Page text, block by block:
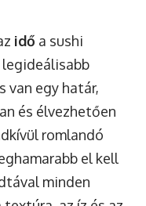
idő a sushi
van egy határ,
és élvezhetően
romlandó
el kell
minden